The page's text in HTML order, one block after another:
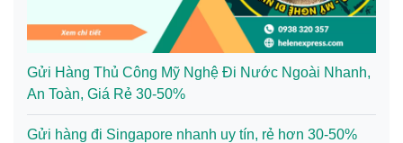
Gửi Hàng Thủ Công Mỹ Nghệ Đi Nước Ngoài Nhanh,
An Toàn, Giá Rẻ 30-50%
Gửi hàng đi Singapore nhanh uy tín, rẻ hơn 30-50%